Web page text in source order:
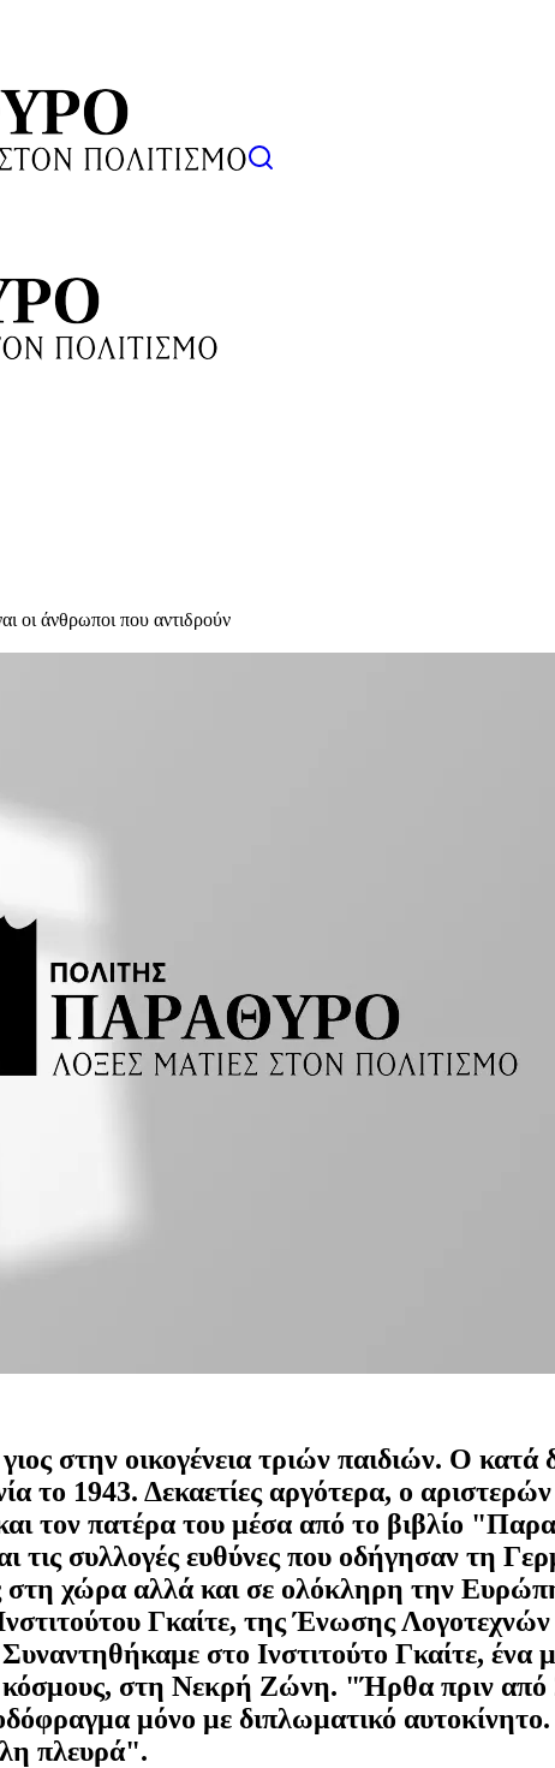
οι άνθρωποι που αντιδρούν
στην οικογένεια τριών παιδιών. Ο κατά
το 1943. Δεκαετίες αργότερα, ο
τον πατέρα του μέσα από το βιβλίο
τις συλλογές ευθύνες που οδήγησαν τη
στη χώρα αλλά και σε ολόκληρη την
Γκαίτε, της Ένωσης
στο Ινστιτούτο Γκαίτε, ένα
κόσμους, στη Νεκρή Ζώνη. "Ήρθα πριν
μόνο με διπλωματικό
πλευρά".